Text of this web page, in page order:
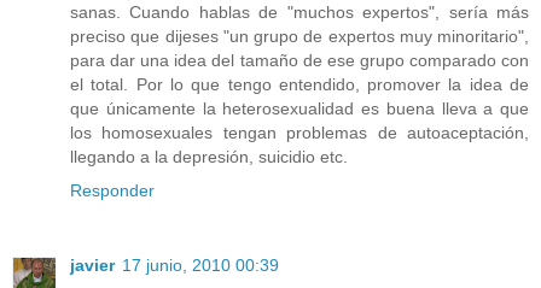
sanas. Cuando hablas de "muchos expertos", sería más
preciso que dijeses "un grupo de expertos muy minoritario",
para dar una idea del tamaño de ese grupo comparado con
el total. Por lo que tengo entendido, promover la idea de
que únicamente la heterosexualidad es buena lleva a que
los homosexuales tengan problemas de autoaceptación,
llegando a la depresión, suicidio etc.
Responder
javier 17 junio, 2010 00:39